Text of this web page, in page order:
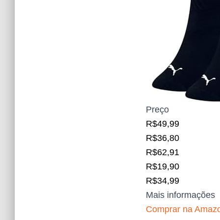
Preço
R$49,99
R$36,80
R$62,91
R$19,90
R$34,99
Mais informações
Comprar na